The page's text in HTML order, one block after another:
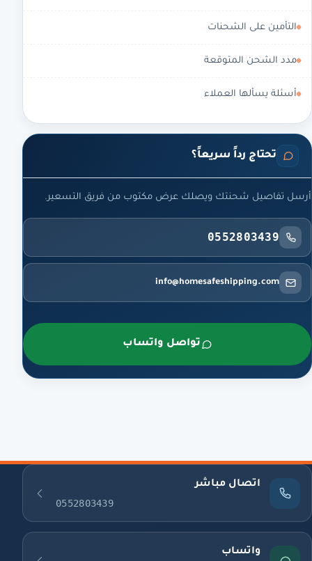
التأمين على الشحنات
مدد الشحن المتوقعة
أسئلة يسألها العملاء
تحتاج رداً سريعاً؟
أرسل تفاصيل شحنتك ويصلك عرض مكتوب من فريق التسعير.
0552803439
info@homesafeshipping.com
تواصل واتساب
اتصال مباشر
0552803439
واتساب